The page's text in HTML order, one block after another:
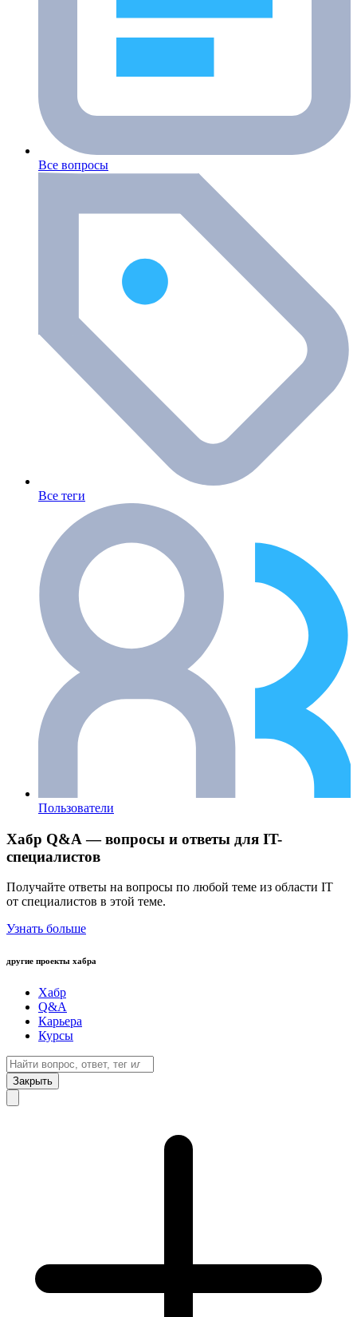
Все вопросы
Все теги
Пользователи
Хабр Q&A — вопросы и ответы для IT-
специалистов
Получайте ответы на вопросы по любой теме из области IT
от специалистов в этой теме.
Узнать больше
другие проекты хабра
Хабр
Q&A
Карьера
Курсы
Закрыть